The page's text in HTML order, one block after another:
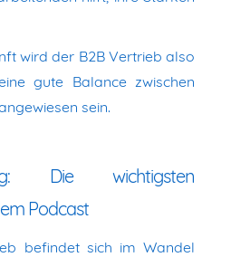
wird der B2B Vertrieb also
gute Balance zwischen
sein.
Die wichtigsten
Podcast
befindet sich im Wandel